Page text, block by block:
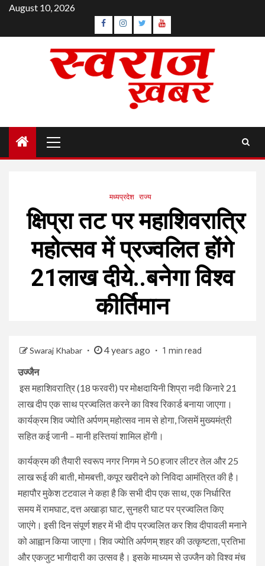
Skip
content
August 10, 2026
Facebook
Instagram
TwitterYouTube
Menu
मध्यप्रदेश राज्य
क्षिप्रा तट पर महाशिवरात्रि
महोत्सव में प्रज्वलित होंगे
21लाख दीये..बनेगा विश्व
कीर्तिमान
Swaraj Khabar 4 years ago 1 min read
उज्जैन
इस महाशिवरात्रि (18 फरवरी) पर मोक्षदायिनी शिप्रा नदी किनारे 21
लाख दीप एक साथ प्रज्वलित करने का विश्व रिकार्ड बनाया जाएगा।
कार्यक्रम शिव ज्योति अर्पणम् महोत्सव नाम से होगा, जिसमें मुख्यमंत्री
सहित कई जानी – मानी हस्तियां शामिल होंगी।
कार्यक्रम की तैयारी स्वरूप नगर निगम ने 50 हजार लीटर तेल और 25
लाख रूई की बाती, मोमबत्ती, कपूर खरीदने को निविदा आमंत्रित की है।
महापौर मुकेश टटवाल ने कहा है कि सभी दीप एक साथ, एक निर्धारित
समय में रामघाट, दत्त अखाड़ा घाट, सुनहरी घाट पर प्रज्वलित किए
जाएंगे। इसी दिन संपूर्ण शहर में भी दीप प्रज्वलित कर शिव दीपावली मनाने
को आह्वान किया जाएगा। शिव ज्योति अर्पणम् शहर की उत्कृष्टता, प्रतिभा
और एकजुट भागीदारी का उत्सव है। इसके माध्यम से उज्जैन को विश्व मंच